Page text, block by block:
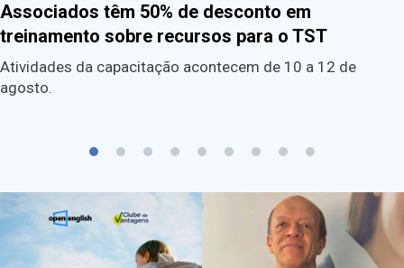
Associados têm 50% de desconto em
treinamento sobre recursos para o TST
Atividades da capacitação acontecem de 10 a 12 de
agosto.